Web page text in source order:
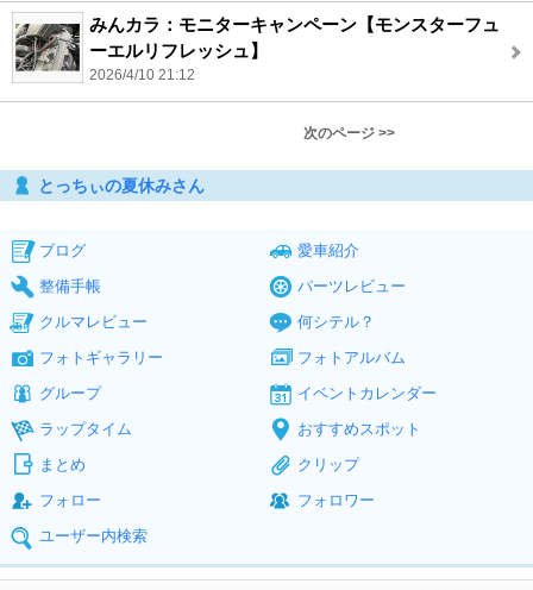
みんカラ：モニターキャンペーン【モンスターフュ
ーエルリフレッシュ】
2026/4/10 21:12
次のページ >>
とっちぃの夏休みさん
ブログ
愛車紹介
整備手帳
パーツレビュー
クルマレビュー
何シテル？
フォトギャラリー
フォトアルバム
グループ
イベントカレンダー
ラップタイム
おすすめスポット
まとめ
クリップ
フォロー
フォロワー
ユーザー内検索